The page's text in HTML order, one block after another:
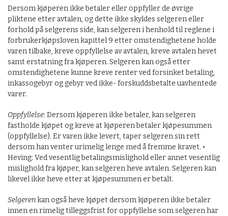
Dersom kjøperen ikke betaler eller oppfyller de øvrige
pliktene etter avtalen, og dette ikke skyldes selgeren eller
forhold på selgerens side, kan selgeren i henhold til reglene i
forbrukerkjøpsloven kapittel 9 etter omstendighetene holde
varen tilbake, kreve oppfyllelse av avtalen, kreve avtalen hevet
samt erstatning fra kjøperen. Selgeren kan også etter
omstendighetene kunne kreve renter ved forsinket betaling,
inkassogebyr og gebyr ved ikke- forskuddsbetalte uavhentede
varer.
Oppfyllelse: Dersom kjøperen ikke betaler, kan selgeren
fastholde kjøpet og kreve at kjøperen betaler kjøpesummen
(oppfyllelse). Er varen ikke levert, taper selgeren sin rett
dersom han venter urimelig lenge med å fremme kravet. •
Heving: Ved vesentlig betalingsmislighold eller annet vesentlig
mislighold fra kjøper, kan selgeren heve avtalen. Selgeren kan
likevel ikke heve etter at kjøpesummen er betalt.
Selgerenkan også heve kjøpet dersom kjøperen ikke betaler
innen en rimelig tilleggsfrist for oppfyllelse som selgeren har